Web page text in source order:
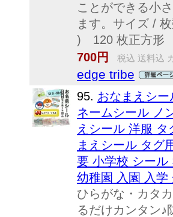
ことができる小
ます。サイズ /
) 120 枚正方形
700円
税込 送料込
edge tribe
95. おなまえシ
ネームシール ノ
えシール 洋服
まえシール タグ
要 小学校 シール
幼稚園 入園 入学
ひらがな・カタ
るだけカンタン♪